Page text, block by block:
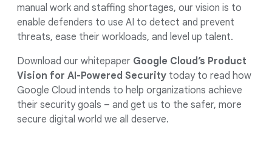
manual work and staffing shortages, our vision is to
enable defenders to use AI to detect and prevent
threats, ease their workloads, and level up talent.
Download our whitepaper Google Cloud’s Product
Vision for AI-Powered Security today to read how
Google Cloud intends to help organizations achieve
their security goals – and get us to the safer, more
secure digital world we all deserve.